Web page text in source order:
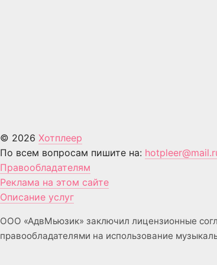
© 2026 Хотплеер
По всем вопросам пишите на:
Правообладателям
Реклама на этом сайте
Описание услуг
ООО «АдвМьюзик» заключил лицензионные
правообладателями на использование